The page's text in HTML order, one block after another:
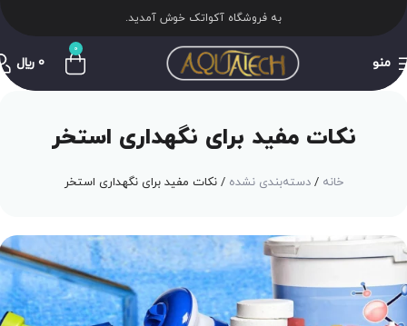
به فروشگاه آکواتک خوش آمدید.
منو
0
0 ﷼
نکات مفید برای نگهداری استخر
خانه دسته‌بندی نشده نکات مفید برای نگهداری استخر